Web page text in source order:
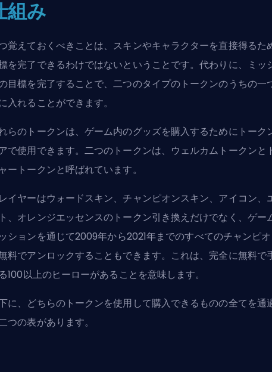
組み
覚えておくべきことは、スキンやキャラクターを直接得るた
を完了できるわけではないということです。代わりに、ミッ
目標を完了することで、二つのタイプのトークンのうちの一
入れることができます。
らのトークンは、ゲーム内のグッズを購入するためにトーク
で使用できます。二つのトークンは、ウェルカムトークンと
ートークンと呼ばれています。
イヤーはウォードスキン、チャンピオンスキン、アイコン、
、オレンジエッセンスのトークン引き換えだけでなく、ゲー
ションを通じて2009年から2021年までのすべてのチャンピ
料でアンロックすることもできます。これは、完全に無料で
100以上のヒーローがあることを意味します。
に、どちらのトークンを使用して購入できるものの全てを通
つの表があります。